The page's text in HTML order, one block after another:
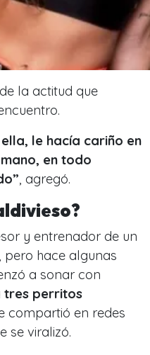
la actitud que
le hacía cariño en
en todo
, agregó.
y entrenador de un
, pero hace algunas
a sonar con
tres perritos
compartió en redes
se viralizó.